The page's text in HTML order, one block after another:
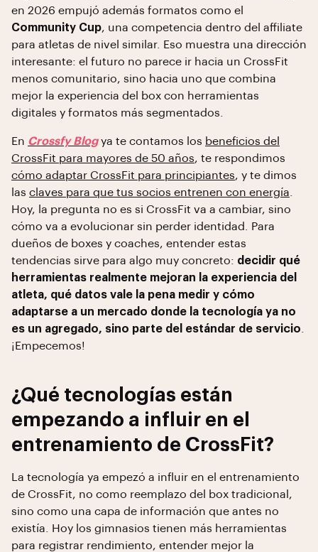
en 2026 empujó además formatos como el
Community Cup, una competencia dentro del affiliate
para atletas de nivel similar. Eso muestra una dirección
interesante: el futuro no parece ir hacia un CrossFit
menos comunitario, sino hacia uno que combina
mejor la experiencia del box con herramientas
digitales y formatos más segmentados.
En Crossfy Blogya te contamos los beneficios del
CrossFit para mayores de 50 años, te respondimos
cómo adaptar CrossFit para principiantes, y te dimos
las claves para que tus socios entrenen con energía
Hoy, la pregunta no es si CrossFit va a cambiar, sino
cómo va a evolucionar sin perder identidad. Para
dueños de boxes y coaches, entender estas
tendencias sirve para algo muy concreto: decidir qué
herramientas realmente mejoran la experiencia del
atleta, qué datos vale la pena medir y cómo
adaptarse a un mercado donde la tecnología ya no
es un agregado, sino parte del estándar de servicio
¡Empecemos!
¿Qué tecnologías están
empezando a influir en el
entrenamiento de CrossFit?
La tecnología ya empezó a influir en el entrenamiento
de CrossFit, no como reemplazo del box tradicional,
sino como una capa de información que antes no
existía. Hoy los gimnasios tienen más herramientas
para registrar rendimiento, entender mejor la